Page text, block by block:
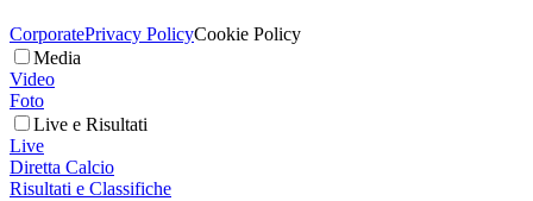
CorporatePrivacy PolicyCookie Policy
Media
Video
Foto
Live e Risultati
Live
Diretta Calcio
Risultati e Classifiche